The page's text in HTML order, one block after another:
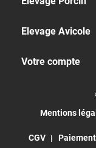
Elevage Avicole
Votre compte
Mentions
CGV